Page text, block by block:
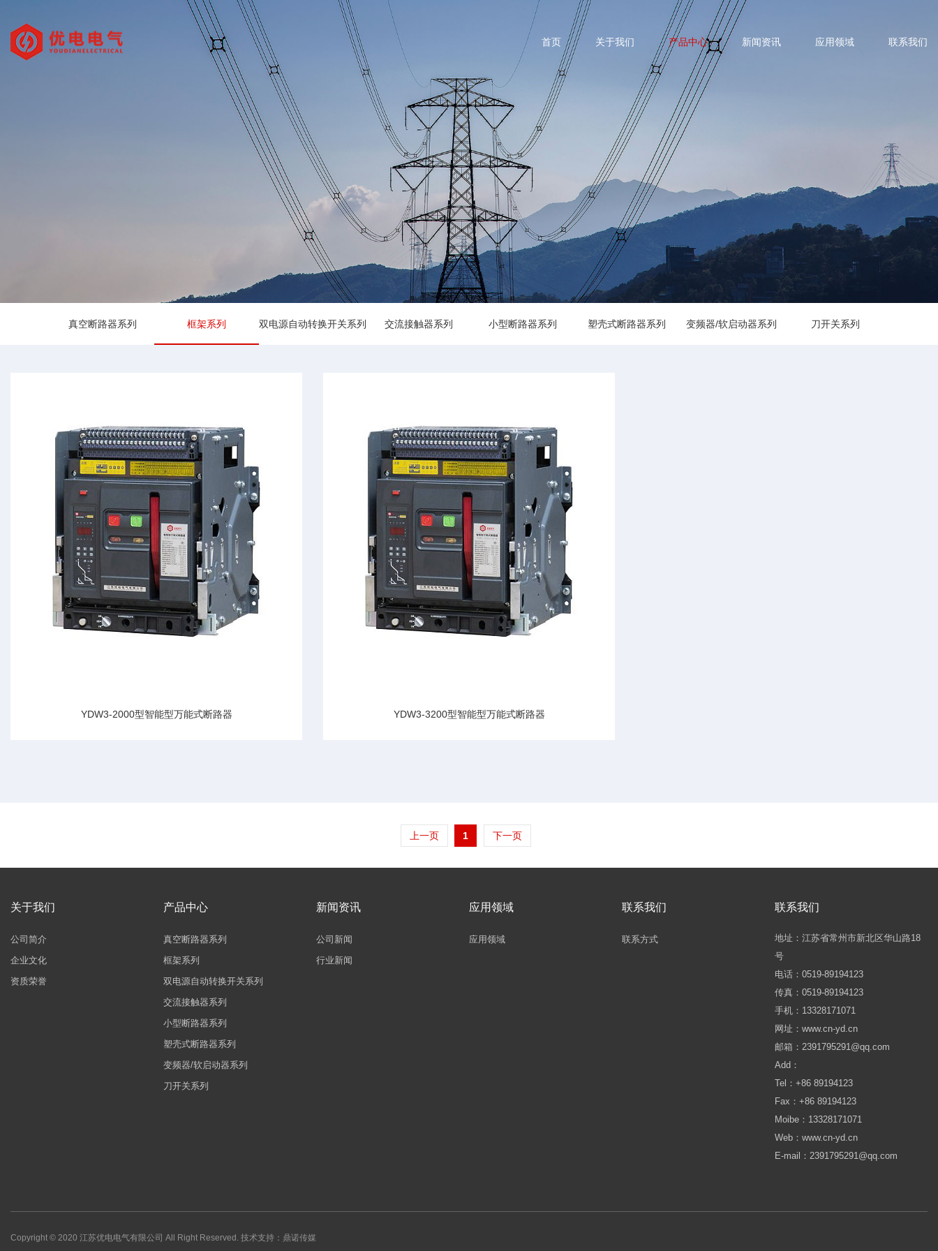
首页 关于我们 产品中心 新闻资讯 应用领域 联系我们
真空断路器系列 框架系列 双电源自动转换开关系列 交流接触器系列 小型断路器系列 塑壳式断路器系列 变频器/软启动器系列 刀开关系列
YDW3-2000型智能型万能式断路器 YDW3-3200型智能型万能式断路器
上一页 1 下一页
关于我们
公司简介
企业文化
资质荣誉
产品中心
真空断路器系列
框架系列
双电源自动转换开关系列
交流接触器系列
小型断路器系列
塑壳式断路器系列
变频器/软启动器系列
刀开关系列
新闻资讯
公司新闻
行业新闻
应用领域
应用领域
联系我们
联系方式
联系我们
地址：江苏省常州市新北区华山路18
号
电话：0519-89194123
传真：0519-89194123
手机：13328171071
网址：www.cn-yd.cn
邮箱：2391795291@qq.com
Add：
Tel：+86 89194123
Fax：+86 89194123
Moibe：13328171071
Web：www.cn-yd.cn
E-mail：2391795291@qq.com
Copyright © 2020 江苏优电电气有限公司 All Right Reserved. 技术支持：鼎诺传媒